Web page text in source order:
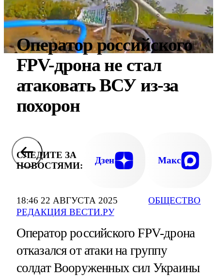
18:46 22 АВГУСТА 2025
РЕДАКЦИЯ ВЕСТИ.РУ
ОБЩЕСТВО
Оператор российского
FPV-дрона не стал
атаковать ВСУ из-за
похорон
СЛЕДИТЕ ЗА
НОВОСТЯМИ:
Дзен Макс
Оператор российского FPV-дрона
отказался от атаки на группу
солдат Вооруженных сил Украины